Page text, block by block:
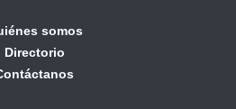
somos
Directorio